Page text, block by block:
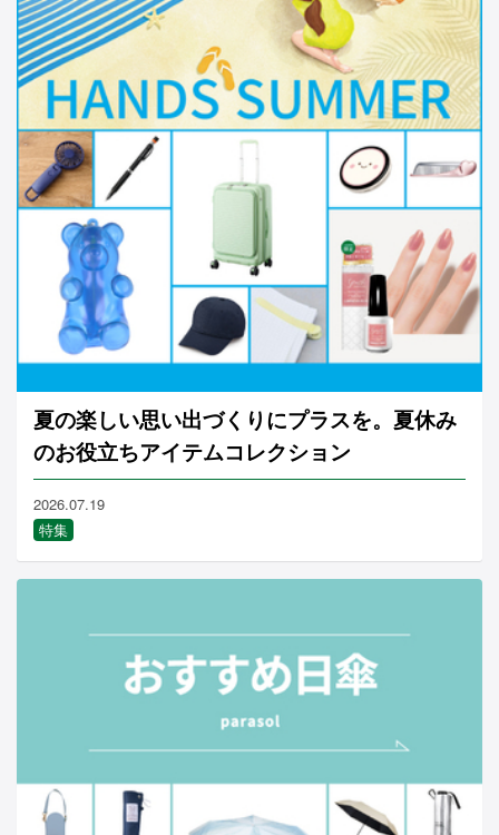
夏の楽しい思い出づくりにプラスを。夏休み
のお役立ちアイテムコレクション
2026.07.19
特集